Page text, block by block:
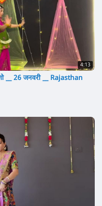
4:13
__ 26 जनवरी __ Rajasthan